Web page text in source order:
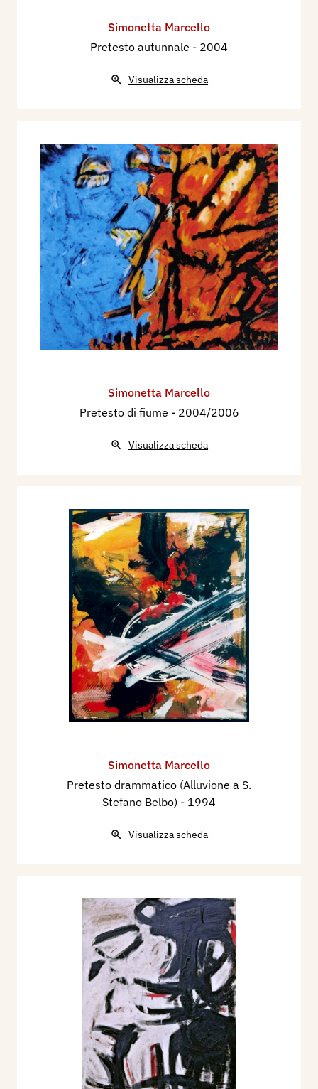
Simonetta Marcello
Pretesto autunnale - 2004
Visualizza scheda
Simonetta Marcello
Pretesto di fiume - 2004/2006
Visualizza scheda
Simonetta Marcello
Pretesto drammatico (Alluvione a S.
Stefano Belbo) - 1994
Visualizza scheda